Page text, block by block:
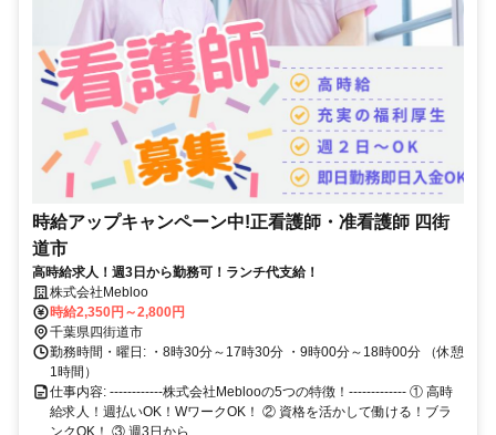
時給アップキャンペーン中!正看護師・准看護師 四街
道市
高時給求人！週3日から勤務可！ランチ代支給！
株式会社Mebloo
時給2,350円～2,800円
千葉県四街道市
勤務時間・曜日: ・8時30分～17時30分 ・9時00分～18時00分 （休憩
1時間）
仕事内容: ------------株式会社Meblooの5つの特徴！------------- ① 高時
給求人！週払いOK！WワークOK！ ② 資格を活かして働ける！ブラ
ンクOK！ ③ 週3日から...